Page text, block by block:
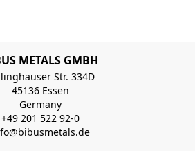
METALS GMBH
Str. 334D
45136 Essen
Germany
+49 201 522 92-0